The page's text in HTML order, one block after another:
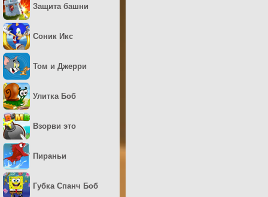
Защита башни
Соник Икс
Том и Джерри
Улитка Боб
Взорви это
Пираньи
Губка Спанч Боб